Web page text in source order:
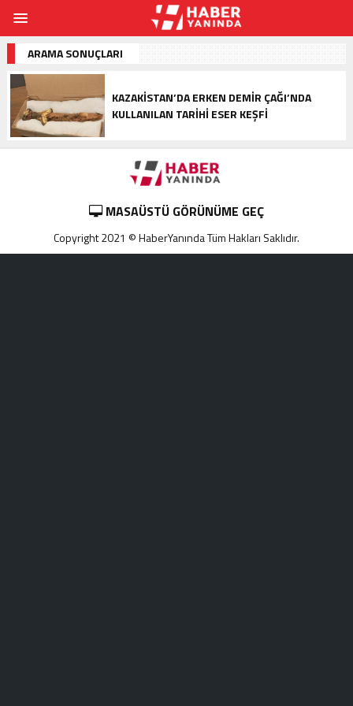
ARAMA SONUÇLARI
KAZAKISTAN’DA ERKEN DEMIR ÇAĞI’NDA
KULLANILAN TARIHI ESER KEŞFI
MASAÜSTÜ GÖRÜNÜME GEÇ
Copyright 2021 © HaberYanında Tüm Hakları Saklıdır.